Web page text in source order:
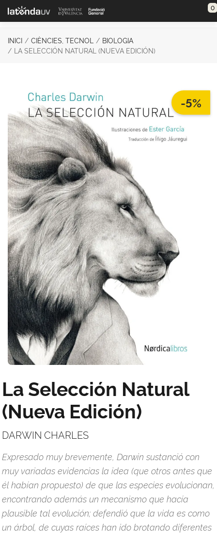
Saltar al contenido principal 0
INICI CIÈNCIES, TECNOL
BIOLOGIA
LA SELECCIÓN NATURAL (NUEVA EDICIÓN)
-5%
La Selección Natural
(Nueva Edición)
DARWIN CHARLES
Expresado muy brevemente, Darwin sustanció con
muy variadas evidencias la idea (que otros antes que
él habían propuesto) de que las especies evolucionan,
encontrando además un mecanismo que hacía
plausible tal evolución; defendió que la vida es como
un árbol, de cuyas raíces han ido brotando diferentes